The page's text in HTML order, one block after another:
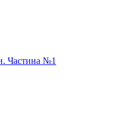
Частина №1